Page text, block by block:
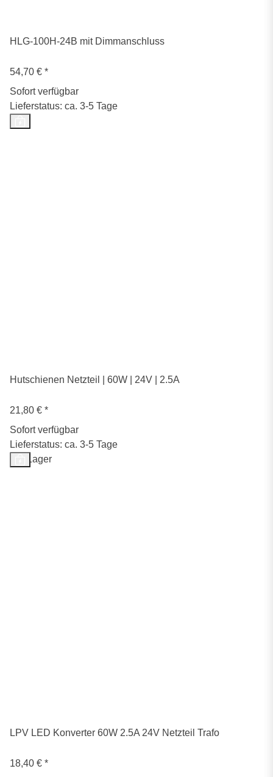
HLG-100H-24B mit Dimmanschluss
54,70 € *
Sofort verfügbar
Lieferstatus: ca. 3-5 Tage
Hutschienen Netzteil | 60W | 24V | 2.5A
21,80 € *
Sofort verfügbar
Lieferstatus: ca. 3-5 Tage
Auf Lager
LPV LED Konverter 60W 2.5A 24V Netzteil Trafo
18,40 € *